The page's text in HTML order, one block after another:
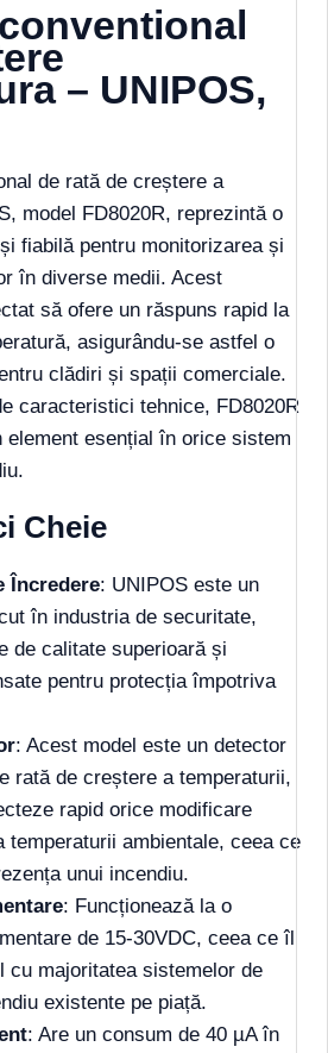
– UNIPOS,
de rată de creștere a
model FD8020R, reprezintă o
fiabilă pentru monitorizarea și
în diverse medii. Acest
să ofere un răspuns rapid la
asigurându-se astfel o
clădiri și spații comerciale.
caracteristici tehnice, FD8020R
element esențial în orice sistem
Cheie
Încredere: UNIPOS este un
în industria de securitate,
de calitate superioară și
pentru protecția împotriva
: Acest model este un detector
rată de creștere a temperaturii,
rapid orice modificare
temperaturii ambientale, ceea ce
unui incendiu.
: Funcționează la o
de 15-30VDC, ceea ce îl
cu majoritatea sistemelor de
existente pe piață.
: Are un consum de 40 µA în